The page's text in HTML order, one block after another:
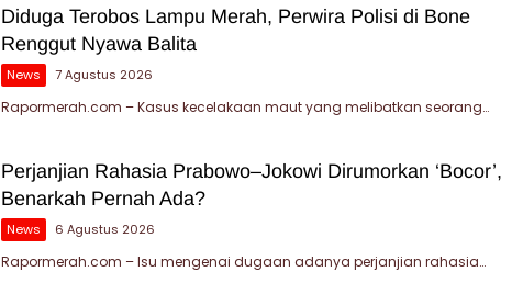
Diduga Terobos Lampu Merah, Perwira Polisi di Bone
Renggut Nyawa Balita
News 7 Agustus 2026
Rapormerah.com – Kasus kecelakaan maut yang melibatkan seorang…
Perjanjian Rahasia Prabowo–Jokowi Dirumorkan ‘Bocor’,
Benarkah Pernah Ada?
News 6 Agustus 2026
Rapormerah.com – Isu mengenai dugaan adanya perjanjian rahasia…